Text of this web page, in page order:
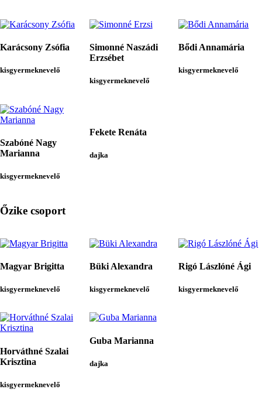
Karácsony Zsófia
kisgyermeknevelő
Simonné Naszádi
Erzsébet
kisgyermeknevelő
Bődi Annamária
kisgyermeknevelő
Szabóné Nagy
Marianna
kisgyermeknevelő
Fekete Renáta
dajka
Őzike csoport
Magyar Brigitta
kisgyermeknevelő
Büki Alexandra
kisgyermeknevelő
Rigó Lászlóné Ági
kisgyermeknevelő
Horváthné Szalai
Krisztina
kisgyermeknevelő
Guba Marianna
dajka